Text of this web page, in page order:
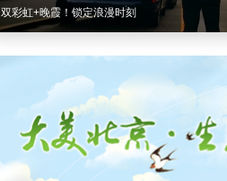
多图直击｜京城晚高峰遭遇雨水 “突击”